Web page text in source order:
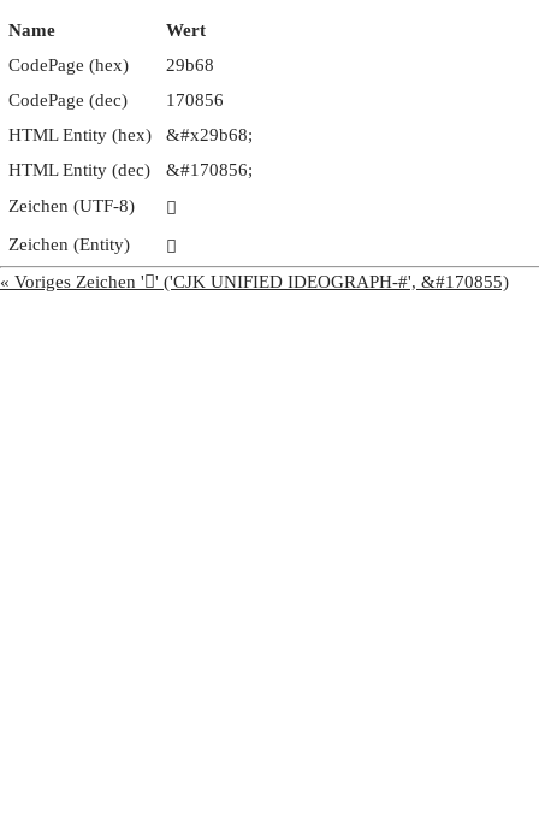
Name
Wert
CodePage (hex)
29b68
CodePage (dec)
170856
HTML Entity (hex)
&#x29b68;
HTML Entity (dec)
&#170856;
Zeichen (UTF-8)
𩭨
Zeichen (Entity)
𩭨
« Voriges Zeichen '𩭧' ('CJK UNIFIED IDEOGRAPH-#', &#170855)